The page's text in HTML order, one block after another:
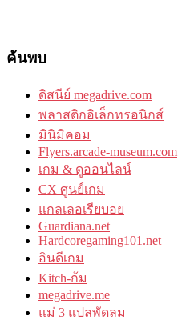
ค้นพบ
ดิสนีย์ megadrive.com
พลาสติกอิเล็กทรอนิกส์
มินิมิคอม
Flyers.arcade-museum.com
เกม & ดูออนไลน์
CX ศูนย์เกม
แกลเลอเรียบอย
Guardiana.net
Hardcoregaming101.net
อินดีเกม
Kitch-ก้ม
megadrive.me
แม่ 3 แปลพัดลม